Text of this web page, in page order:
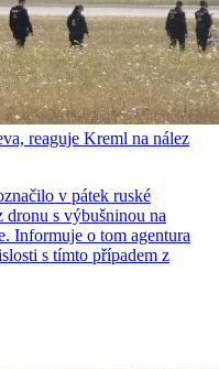
reaguje Kreml na nález
v pátek ruské
s výbušninou na
Informuje o tom agentura
s tímto případem z